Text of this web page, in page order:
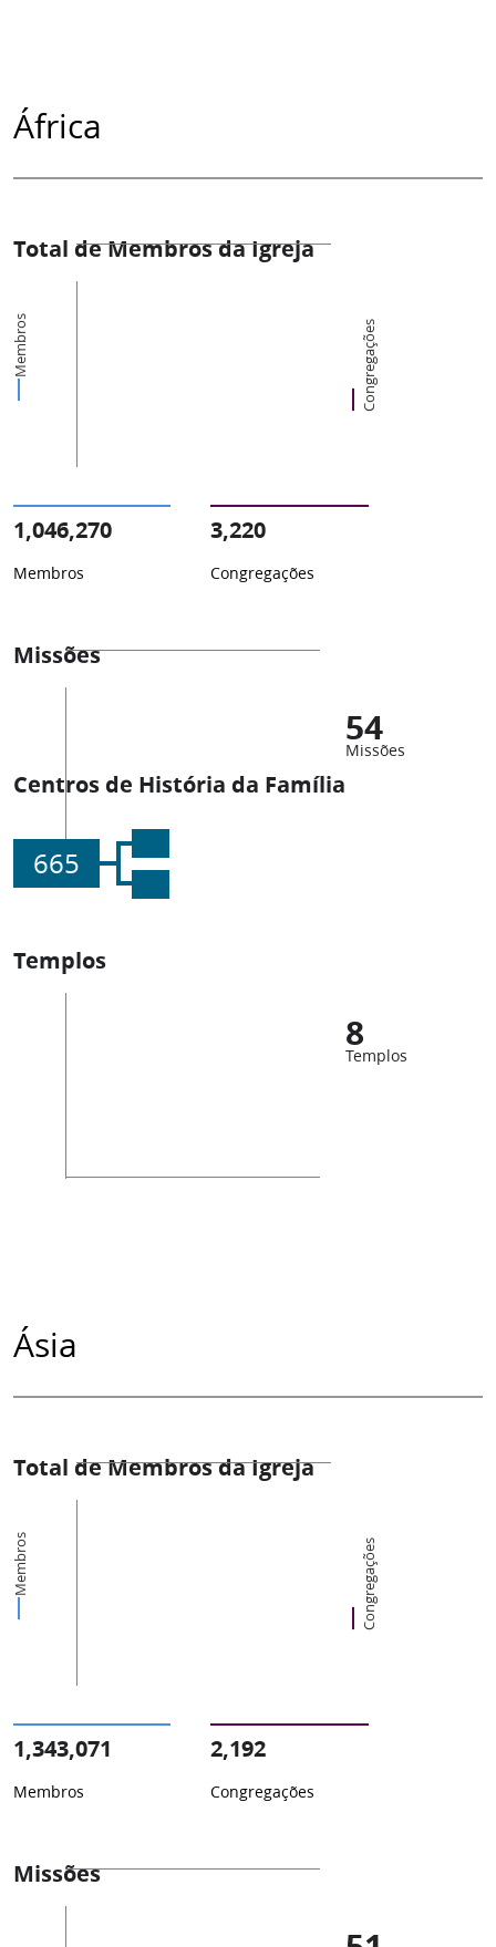
África
Total de Membros da Igreja
Membros Congregações
1,046,270
Membros
3,220
Congregações
Missões
54
Missões
Centros de História da Família
665
Templos
8
Templos
Ásia
Total de Membros da Igreja
Membros Congregações
1,343,071
Membros
2,192
Congregações
Missões